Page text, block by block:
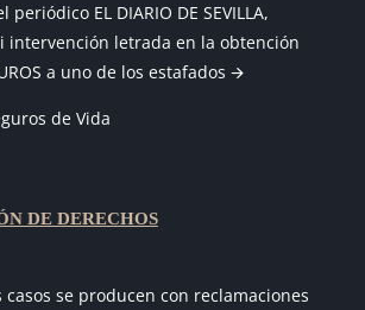
EL DIARIO DE SEVILLA,
intervención letrada en la obtención
a uno de los estafados 🡪
de Vida
DE DERECHOS
casos se producen con reclamaciones